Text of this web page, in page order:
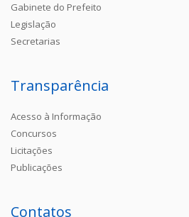
Gabinete do Prefeito
Legislação
Secretarias
Transparência
Acesso à Informação
Concursos
Licitações
Publicações
Contatos